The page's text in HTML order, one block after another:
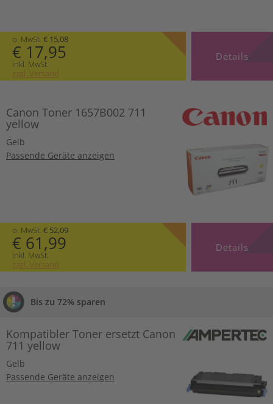
o. MwSt. € 15,08
€ 17,95
inkl. MwSt.
zzgl. Versand
Details
Canon Toner 1657B002 711
yellow
Gelb
Passende Geräte anzeigen
o. MwSt. € 52,09
€ 61,99
inkl. MwSt.
zzgl. Versand
Details
Bis zu 72% sparen
Kompatibler Toner ersetzt Canon
711 yellow
Gelb
Passende Geräte anzeigen